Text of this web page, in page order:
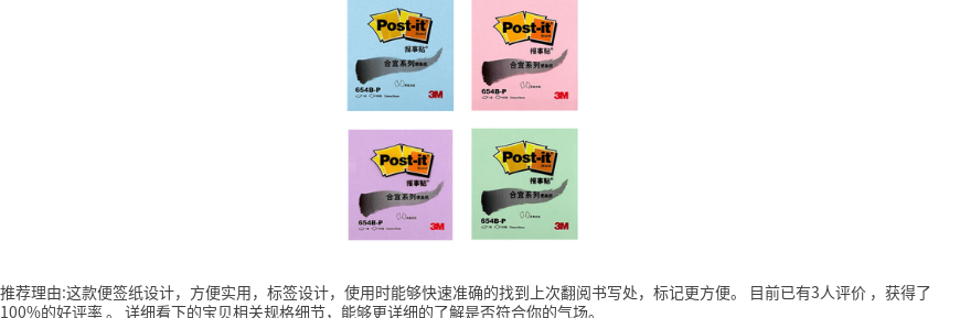
推荐理由:这款便签纸设计，方便实用，标签设计，使用时能够快速准确的找到上次翻阅书写处，标记更方便。 目前已有3人评价 ，获得了
100%的好评率。 详细看下的宝贝相关规格细节，能够更详细的了解是否符合你的气场。